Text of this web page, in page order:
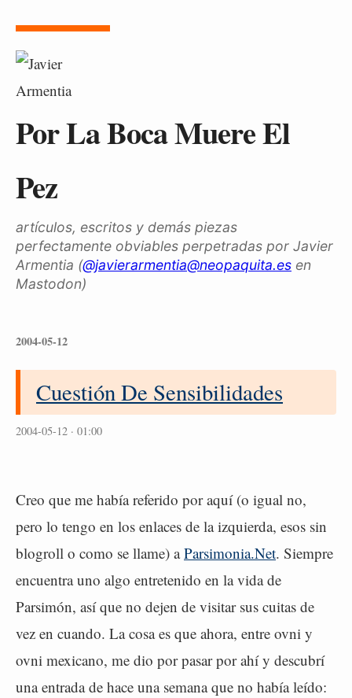
Por La Boca Muere El
Pez
artículos, escritos y demás piezas
perfectamente obviables perpetradas por Javier
Armentia (@javierarmentia@neopaquita.es en
Mastodon)
2004-05-12
Cuestión De Sensibilidades
2004-05-12 · 01:00
Creo que me había referido por aquí (o igual no,
pero lo tengo en los enlaces de la izquierda, esos sin
blogroll o como se llame) aParsimonia.Net. Siempre
encuentra uno algo entretenido en la vida de
Parsimón, así que no dejen de visitar sus cuitas de
vez en cuando. La cosa es que ahora, entre ovni y
ovni mexicano, me dio por pasar por ahí y descubrí
una entrada de hace una semana que no había leído: